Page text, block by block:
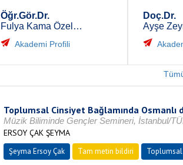
Öğr.Gör.Dr.
Fulya Kama Özelkan
Akademi Profili
Doç.Dr.
Toplumsal Cinsiyet Bağlamında Osmanlı
Müzik Biliminde Gençler Semineri, İstanbul/
ERSOY ÇAK ŞEYMA
Şeyma Ersoy Çak Tam metin bildiri